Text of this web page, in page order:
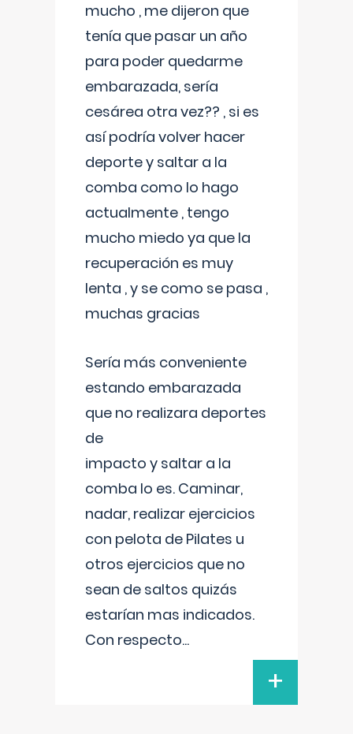
mucho , me dijeron que
tenía que pasar un año
para poder quedarme
embarazada, sería
cesárea otra vez?? , si es
así podría volver hacer
deporte y saltar a la
comba como lo hago
actualmente , tengo
mucho miedo ya que la
recuperación es muy
lenta , y se como se pasa ,
muchas gracias
Sería más conveniente
estando embarazada
que no realizara deportes
de
impacto y saltar a la
comba lo es. Caminar,
nadar, realizar ejercicios
con pelota de Pilates u
otros ejercicios que no
sean de saltos quizás
estarían mas indicados.
Con respecto...
+